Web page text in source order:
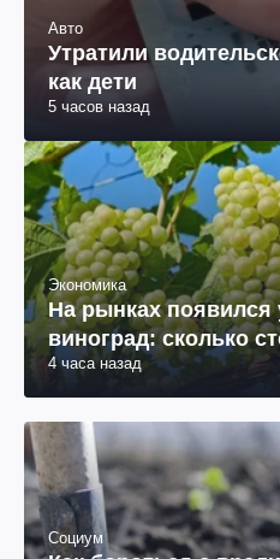
Авто
Утратили
как дети
5 часов назад
Экономика
На рынках появился
виноград: сколько
4 часа назад
Социум